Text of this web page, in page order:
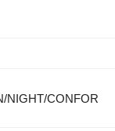
NIGHT/CONFOR